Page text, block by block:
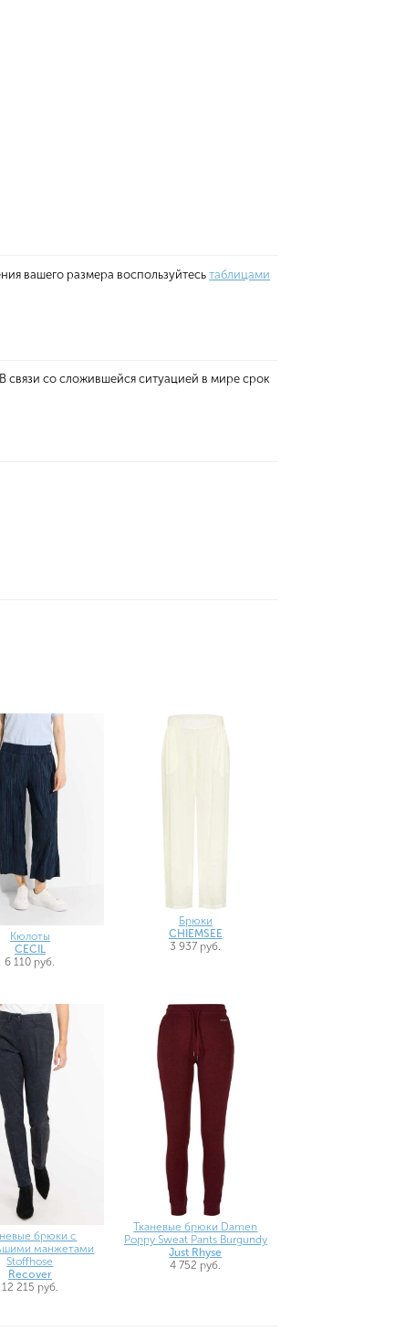
вашего размера воспользуйтесьтаблицами
связи со сложившейся ситуацией в мире срок
Кюлоты
CECIL
6 110 руб.
Брюки
CHIEMSEE
3 937 руб.
брюки с
манжетами
Stoffhose
Recover
12 215 руб.
Тканевые брюки Damen
Poppy Sweat Pants Burgundy
Just Rhyse
4 752 руб.